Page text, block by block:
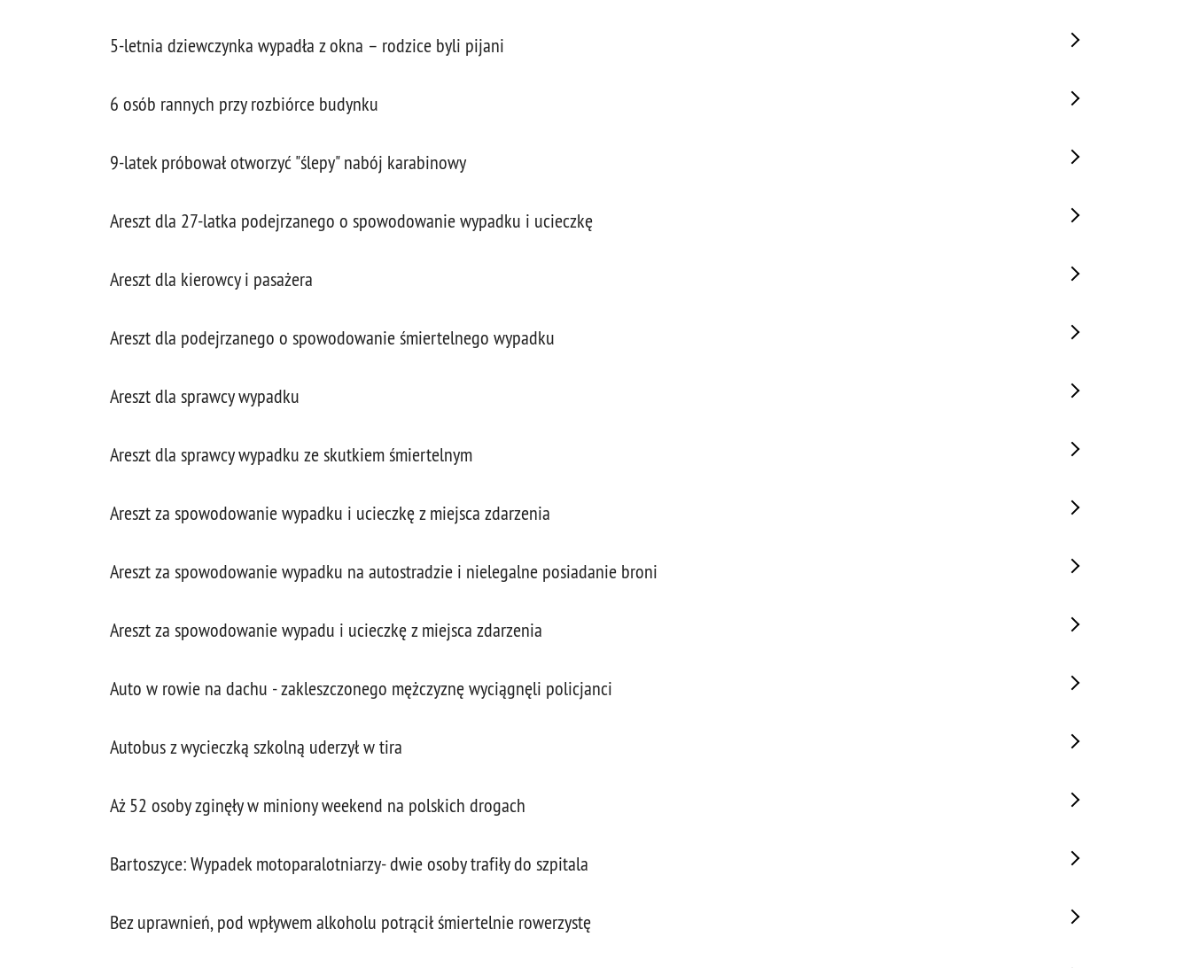
5-letnia dziewczynka wypadła z okna – rodzice byli pijani
6 osób rannych przy rozbiórce budynku
9-latek próbował otworzyć "ślepy" nabój karabinowy
Areszt dla 27-latka podejrzanego o spowodowanie wypadku i ucieczkę
Areszt dla kierowcy i pasażera
Areszt dla podejrzanego o spowodowanie śmiertelnego wypadku
Areszt dla sprawcy wypadku
Areszt dla sprawcy wypadku ze skutkiem śmiertelnym
Areszt za spowodowanie wypadku i ucieczkę z miejsca zdarzenia
Areszt za spowodowanie wypadku na autostradzie i nielegalne posiadanie broni
Areszt za spowodowanie wypadu i ucieczkę z miejsca zdarzenia
Auto w rowie na dachu - zakleszczonego mężczyznę wyciągnęli policjanci
Autobus z wycieczką szkolną uderzył w tira
Aż 52 osoby zginęły w miniony weekend na polskich drogach
Bartoszyce: Wypadek motoparalotniarzy- dwie osoby trafiły do szpitala
Bez uprawnień, pod wpływem alkoholu potrącił śmiertelnie rowerzystę